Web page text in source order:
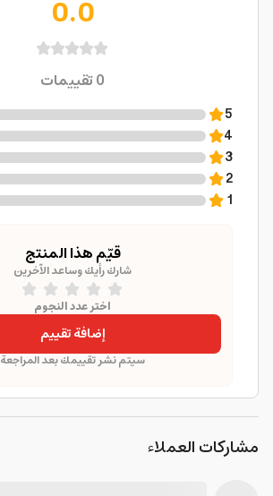
0.0
0تقييمات
5
4
3
2
1
قيّم هذا المنتج
شارك رأيك وساعد الآخرين
اختر عدد النجوم
إضافة تقييم
سيتم نشر تقييمك بعد المراجعة
مشاركات العملاء